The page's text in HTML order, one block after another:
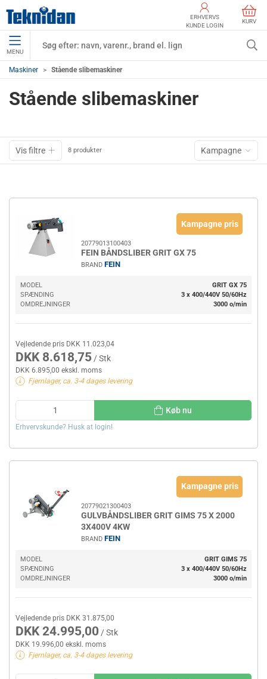
ERHVERVS
KUNDE LOGIN
KURV
MENU
Maskiner Stående slibemaskiner
Stående slibemaskiner
Vis filtre 8 produkter Kampagne
Kampagne pris
20779013100403
FEIN BÅNDSLIBER GRIT GX 75
BRAND FEIN
MODEL
GRIT GX 75
SPÆNDING
3 x 400/440V 50/60Hz
OMDREJNINGER
3000 o/min
Vejledende pris DKK 11.023,04
DKK 8.618,75 / Stk
DKK 6.895,00 ekskl. moms
Fjernlager, ca. 3-4 dages levering
Køb nu
Erhvervskunde? Husk at login!
Kampagne pris
20779021300403
GULVBÅNDSLIBER GRIT GIMS 75 X 2000
3X400V 4KW
BRAND FEIN
MODEL
GRIT GIMS 75
SPÆNDING
3 x 400/440V 50/60Hz
OMDREJNINGER
3000 o/min
Vejledende pris DKK 31.875,00
DKK 24.995,00 / Stk
DKK 19.996,00 ekskl. moms
Fjernlager, ca. 3-4 dages levering